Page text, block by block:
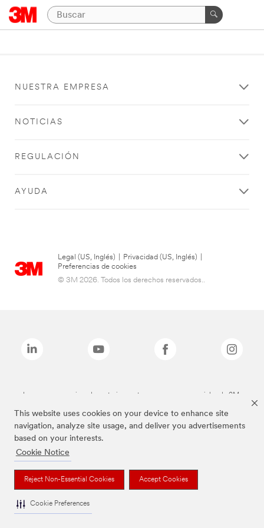
This website uses cookies on your device to enhance site
navigation, analyze site usage, and deliver you advertisements
based on your interests.
Cookie Notice
Reject Non-Essential Cookies Accept Cookies
Cookie Preferences
NUESTRA EMPRESA
NOTICIAS
REGULACIÓN
AYUDA
Legal (US, Inglés) Privacidad (US, Inglés)
Preferencias de cookies
© 3M 2026. Todos los derechos reservados..
Las marcas mencionadas anteriormente son marcas comerciales de 3M.